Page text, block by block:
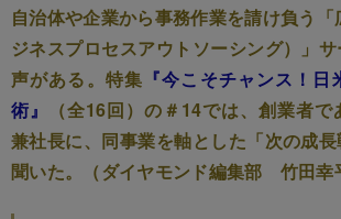
自治体や企業から事務作業を請け負う
ジネスプロセスアウトソーシング）」
声がある。特集 『今こそチャンス！
術』
（全16回）の＃14では、創業者
兼社長に、同事業を軸とした「次の成
聞いた。（ダイヤモンド編集部 竹田幸